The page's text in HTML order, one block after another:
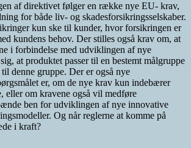
af direktivet følger en række nye EU- krav,
for både liv- og skadesforsikringsselskaber.
kun ske til kunder, hvor forsikringen er
kundens behov. Der stilles også krav om, at
i forbindelse med udviklingen af nye
at produktet passer til en bestemt målgruppe
denne gruppe. Der er også nye
er, om de nye krav kun indebærer
eller om kravene også vil medføre
ben for udviklingen af nye innovative
Og når reglerne at komme på
i kraft?